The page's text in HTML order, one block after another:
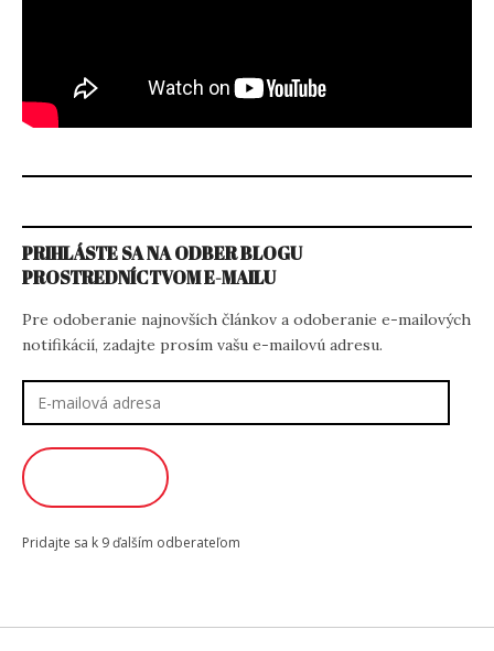
PRIHLÁSTE SA NA ODBER BLOGU
PROSTREDNÍCTVOM E-MAILU
Pre odoberanie najnovších článkov a odoberanie e-mailových
notifikácií, zadajte prosím vašu e-mailovú adresu.
adresa
Pridajte sa k 9 ďalším odberateľom